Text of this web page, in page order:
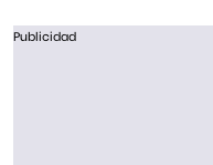
Publicidad